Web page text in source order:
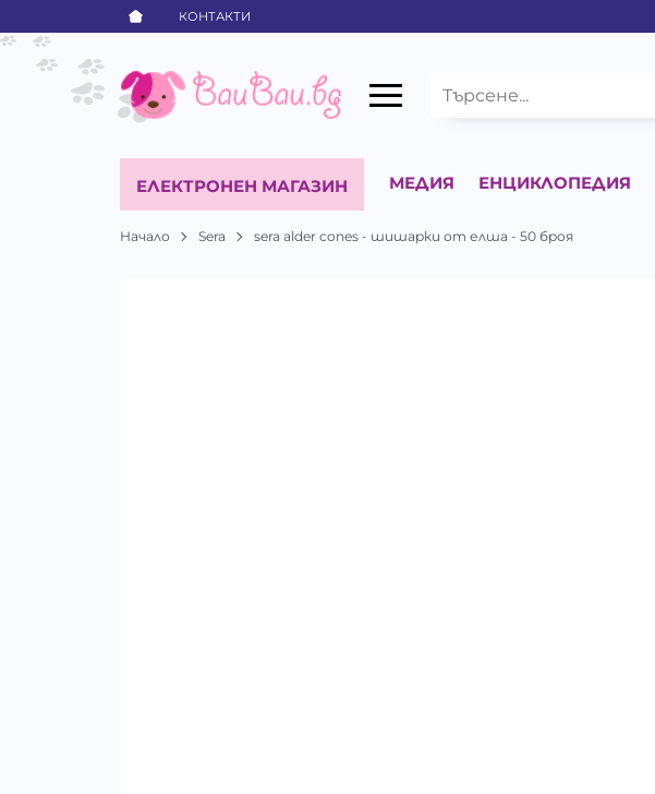
КОНТАКТИ
ЕЛЕКТРОНЕН МАГАЗИН МЕДИЯ ЕНЦИКЛОПЕДИЯ
Начало Sera sera alder cones - шишарки от елша - 50 броя